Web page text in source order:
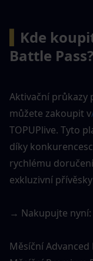
Kde
Battle Pass?
Aktivační průkazy
můžete zakoupit v
TOPUPlive. Tyto
díky
rychlému
exkluzivní
→ Nakupujte nyní:
Měsíční Advanced